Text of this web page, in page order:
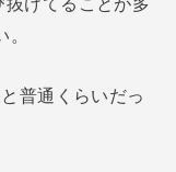
普通くらいだっ